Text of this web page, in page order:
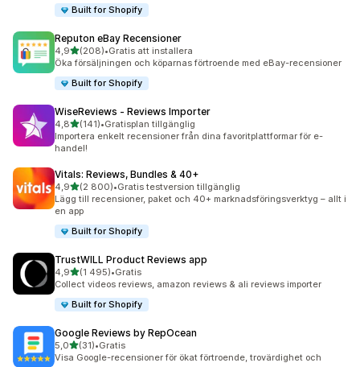
Built for Shopify
Reputon eBay Recensioner
4,9av 5 stjärnor
(208)
208 recensioner totalt
•Gratis att installera
Öka försäljningen och köparnas förtroende med eBay-recensioner
Built for Shopify
WiseReviews ‑ Reviews Importer
4,8av 5 stjärnor
(141)
141 recensioner totalt
•Gratisplan tillgänglig
Importera enkelt recensioner från dina favoritplattformar för e-
handel!
Vitals: Reviews, Bundles & 40+
4,9av 5 stjärnor
(2 800)
2800 recensioner totalt
•Gratis testversion tillgänglig
Lägg till recensioner, paket och 40+ marknadsföringsverktyg – allt i
en app
Built for Shopify
TrustWILL Product Reviews app
4,9av 5 stjärnor
(1 495)
1495 recensioner totalt
•Gratis
Collect videos reviews, amazon reviews & ali reviews importer
Built for Shopify
Google Reviews by RepOcean
5,0av 5 stjärnor
(31)
31 recensioner totalt
•Gratis
Visa Google-recensioner för ökat förtroende, trovärdighet och